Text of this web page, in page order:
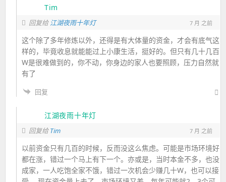
Tim
回复给江湖夜雨十年灯 7 月 之前
这个除了多年修炼以外，还得是有大体量的资金，才会有底气这
样的，毕竟收息就能能过上小康生活，挺好的。但只有几十几百
W是很难做到的，你不动，你身边的家人也要照顾，压力自然就
有了
回复
江湖夜雨十年灯
回复给Tim 7 月 之前
以前资金只有几百的时候，反而没这么焦虑。可能是市场环境好
都在涨，错过一个马上有下一个。亦或是，当时本金不多，也没
成家，一人吃饱全家不饿，错过一次机会少赚几十W，也可以接